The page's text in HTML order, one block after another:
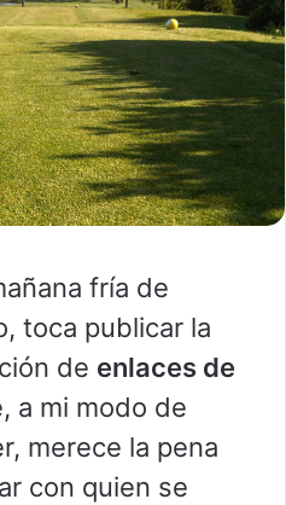
fría de
toca publicar la
de enlaces de
a mi modo de
merece la pena
con quien se